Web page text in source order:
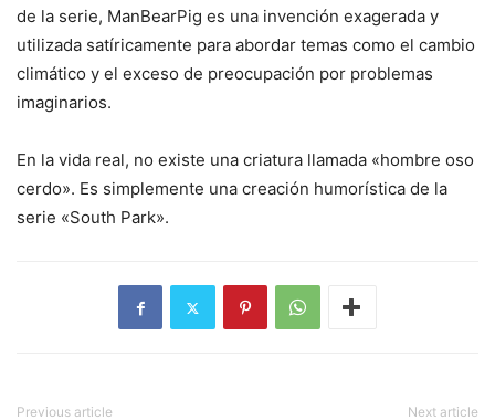
de la serie, ManBearPig es una invención exagerada y
utilizada satíricamente para abordar temas como el cambio
climático y el exceso de preocupación por problemas
imaginarios.
En la vida real, no existe una criatura llamada «hombre oso
cerdo». Es simplemente una creación humorística de la
serie «South Park».
Previous article Next article